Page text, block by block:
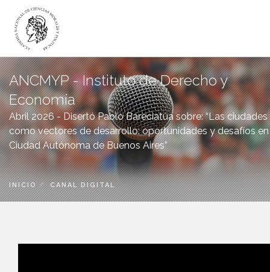
LA ACADEMIA
ACADÉMICOS
INSTITUTOS
DICTÁMENES
PUBLICACIONES
CANAL DIGITAL
BIBLIOTECA
ANCMYP - Instituto de Derecho y
Economía
Abril 2026 - Disertó Pablo Bareciatúa sobre: “Las ciudades
como vectores de desarrollo: oportunidades y desafíos
Ciudad Autónoma de Buenos Aires”
INICIO CANAL DIGITAL